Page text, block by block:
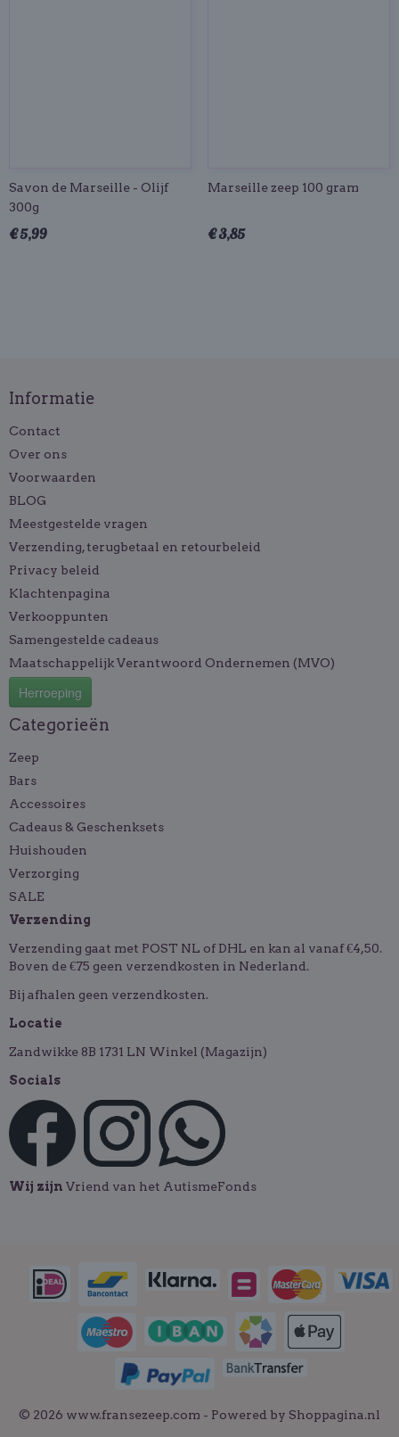
Savon de Marseille - Olijf
300g
€ 5,99
Marseille zeep 100 gram
€ 3,85
Informatie
Contact
Over ons
Voorwaarden
BLOG
Meestgestelde vragen
Verzending, terugbetaal en retourbeleid
Privacy beleid
Klachtenpagina
Verkooppunten
Samengestelde cadeaus
Maatschappelijk Verantwoord Ondernemen (MVO)
Herroeping
Categorieën
Zeep
Bars
Accessoires
Cadeaus & Geschenksets
Huishouden
Verzorging
SALE
Verzending
Verzending gaat met POST NL of DHL en kan al vanaf €4,50.
Boven de €75 geen verzendkosten in Nederland.
Bij afhalen geen verzendkosten.
Locatie
Zandwikke 8B 1731 LN Winkel (Magazijn)
Socials
Wij zijn Vriend van het AutismeFonds
© 2026 www.fransezeep.com - Powered by Shoppagina.nl